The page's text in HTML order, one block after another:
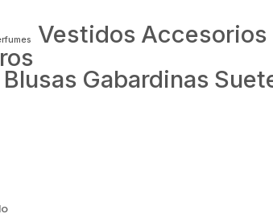
Vestidos Accesorios
Blusas Gabardinas